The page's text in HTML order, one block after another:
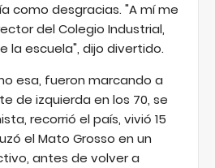
como desgracias. "A mí me
del Colegio Industrial,
la escuela", dijo divertido.
esa, fueron marcando a
de izquierda en los 70, se
recorrió el país, vivió 15
el Mato Grosso en un
antes de volver a